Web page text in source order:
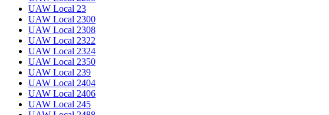
UAW Local 23
UAW Local 2300
UAW Local 2308
UAW Local 2322
UAW Local 2324
UAW Local 2350
UAW Local 239
UAW Local 2404
UAW Local 2406
UAW Local 245